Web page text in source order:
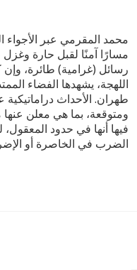
محمد المقرمي عبر الأجواء
مسارًا آمنًا لقبل حارة
رسائل (غرامية) طائرة،
اللهجة، يشهدها الفضاء
طهران. الأحداث
ومتوقعة، بما هي معلن عنها
فيها أنها في حدود
الضرب في الخاصرة أو